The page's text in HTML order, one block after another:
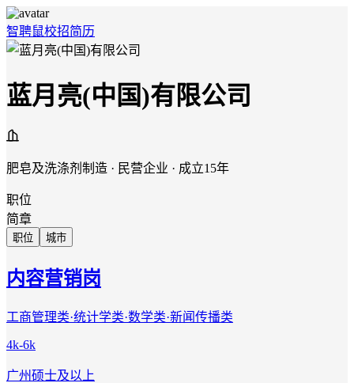
智聘鼠校招简历
蓝月亮(中国)有限公司
肥皂及洗涤剂制造 · 民营企业 · 成立15年
职位
简章
职位 城市
内容营销岗
工商管理类·统计学类·数学类·新闻传播类
4k-6k
广州硕士及以上